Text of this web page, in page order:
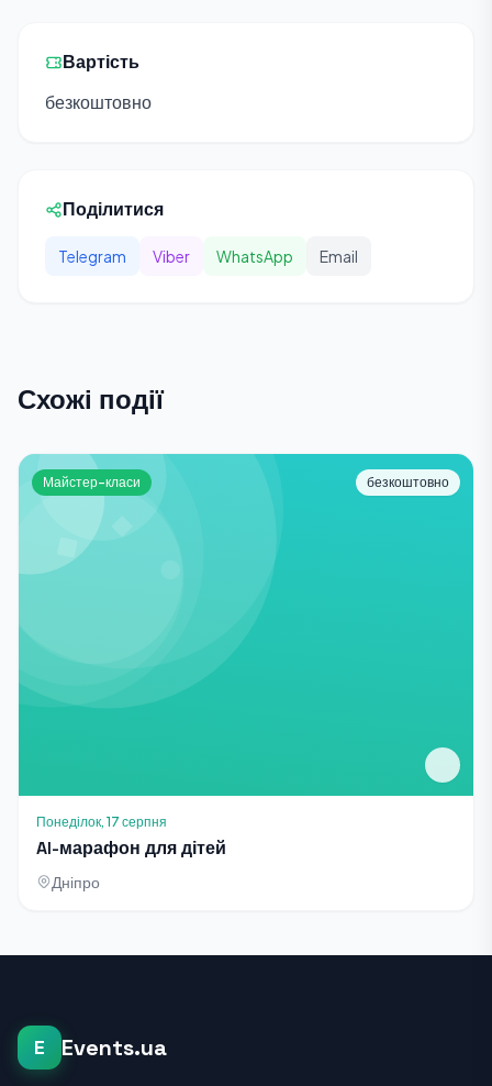
Вартість
безкоштовно
Поділитися
Telegram Viber WhatsApp Email
Схожі події
Майстер-класи безкоштовно
Понеділок, 17 серпня
AI-марафон для дітей
Дніпро
E Events.ua